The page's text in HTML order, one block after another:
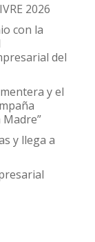
2026
con la
del
y el
y llega a